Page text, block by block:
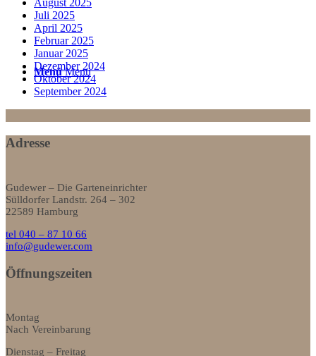
Menü Menü
August 2025
Juli 2025
April 2025
Februar 2025
Januar 2025
Dezember 2024
Oktober 2024
September 2024
Adresse
Gudewer – Die Garteneinrichter
Sülldorfer Landstr. 264 – 302
22589 Hamburg
tel 040 – 87 10 66
info@gudewer.com
Öffnungszeiten
Montag
Nach Vereinbarung
Dienstag – Freitag